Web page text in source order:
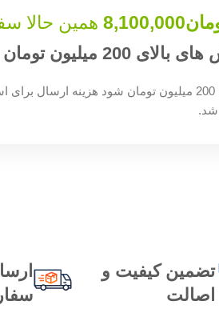
8,100,000همین حالا
میلیون تومان
چنان چه جمع صورت حساب شما بالای 200 میلیون تومان شود هزینه
شد.
تضمین کیفیت و
اصالت